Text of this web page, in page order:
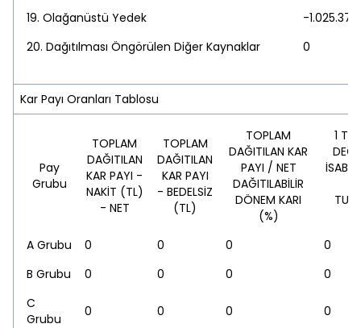
19. Olağanüstü Yedek
-
20. Dağıtılması Öngörülen Diğer Kaynaklar
0
Kar Payı Oranları Tablosu
Pay
Grubu
TOPLAM
DAĞITILAN
KAR PAYI -
NAKİT (TL)
- NET
TOPLAM
DAĞITILAN
KAR PAYI
- BEDELSİZ
(TL)
TOPLAM
DAĞITILAN KAR
PAYI / NET
DAĞITILABİLİR
DÖNEM KARI
(%)
1 TL
A Grubu
0 0 0
0
B Grubu
0 0 0
0
C
Grubu
0 0 0 0